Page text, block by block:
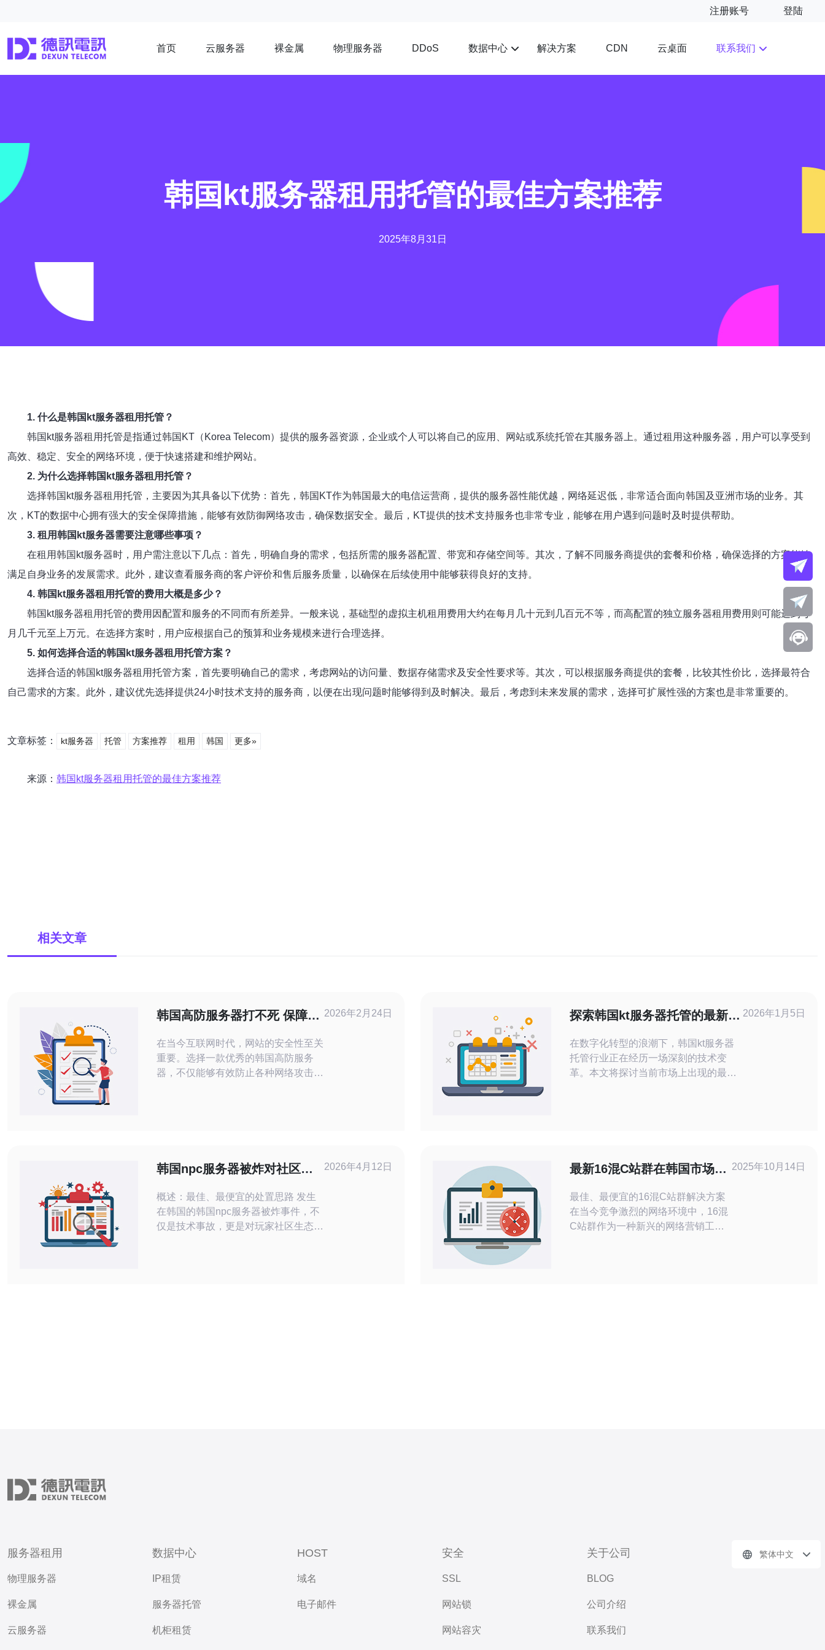
注册账号 登陆
首页 云服务器 裸金属 物理服务器 DDoS 数据中心 解决方案 CDN 云桌面 联系我们
韩国kt服务器租用托管的最佳方案推荐
2025年8月31日
1. 什么是韩国kt服务器租用托管？
韩国kt服务器租用托管是指通过韩国KT（Korea Telecom）提供的服务器资源，企业或个人可以将自己的应用、网站或系统托管在其服务器上。通过租用这种服务器，用户可以享受到
高效、稳定、安全的网络环境，便于快速搭建和维护网站。
2. 为什么选择韩国kt服务器租用托管？
选择韩国kt服务器租用托管，主要因为其具备以下优势：首先，韩国KT作为韩国最大的电信运营商，提供的服务器性能优越，网络延迟低，非常适合面向韩国及亚洲市场的业务。其
次，KT的数据中心拥有强大的安全保障措施，能够有效防御网络攻击，确保数据安全。最后，KT提供的技术支持服务也非常专业，能够在用户遇到问题时及时提供帮助。
3. 租用韩国kt服务器需要注意哪些事项？
在租用韩国kt服务器时，用户需注意以下几点：首先，明确自身的需求，包括所需的服务器配置、带宽和存储空间等。其次，了解不同服务商提供的套餐和价格，确保选择的方案能够
满足自身业务的发展需求。此外，建议查看服务商的客户评价和售后服务质量，以确保在后续使用中能够获得良好的支持。
4. 韩国kt服务器租用托管的费用大概是多少？
韩国kt服务器租用托管的费用因配置和服务的不同而有所差异。一般来说，基础型的虚拟主机租用费用大约在每月几十元到几百元不等，而高配置的独立服务器租用费用则可能达到每
月几千元至上万元。在选择方案时，用户应根据自己的预算和业务规模来进行合理选择。
5. 如何选择合适的韩国kt服务器租用托管方案？
选择合适的韩国kt服务器租用托管方案，首先要明确自己的需求，考虑网站的访问量、数据存储需求及安全性要求等。其次，可以根据服务商提供的套餐，比较其性价比，选择最符合
自己需求的方案。此外，建议优先选择提供24小时技术支持的服务商，以便在出现问题时能够得到及时解决。最后，考虑到未来发展的需求，选择可扩展性强的方案也是非常重要的。
文章标签： kt服务器 托管 方案推荐 租用 韩国 更多»
来源： 韩国kt服务器租用托管的最佳方案推荐
相关文章
韩国高防服务器打不死 保障网
在当今互联网时代，网站的安全性至关
重要。选择一款优秀的韩国高防服务
器，不仅能够有效防止各种网络攻击，
国高防服务器以其卓越的网络安全防护
措施和稳定的性能，
2026年2月24日
探索韩国kt服务器托管的最新技
在数字化转型的浪潮下，韩国kt服务器
托管行业正在经历一场深刻的技术变
革。本文将探讨当前市场上出现的最新
管的最新技术趋势是什么？ 近年来，随
着云计算技术的快速发展，韩国kt
2026年1月5日
韩国npc服务器被炸对社区生
概述：最佳、最便宜的处置思路 发生
在韩国的韩国npc服务器被炸事件，不
仅是技术事故，更是对玩家社区生态与
2026年4月12日
最新16混C站群在韩国市场的
最佳、最便宜的16混C站群解决方案
在当今竞争激烈的网络环境中，16混
C站群作为一种新兴的网络营销工
2025年10月14日
服务器租用
物理服务器
裸金属
云服务器
数据中心
IP租赁
服务器托管
机柜租赁
HOST
域名
电子邮件
安全
SSL
网站锁
网站容灾
关于公司
BLOG
公司介绍
联系我们
繁体中文